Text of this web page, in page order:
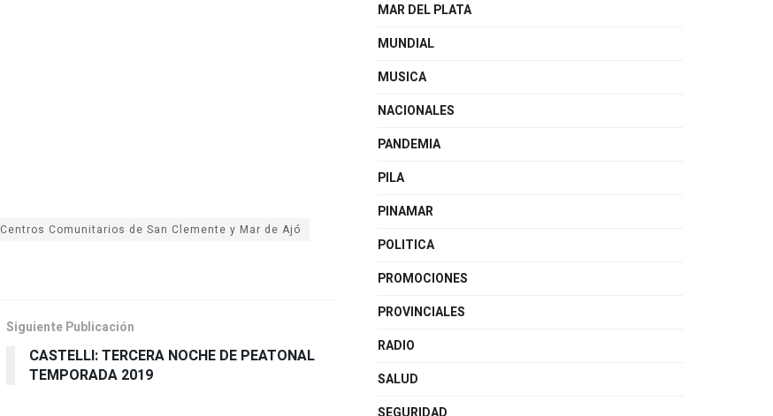
Comunitarios de San Clemente y Mar de Ajó
Siguiente Publicación
CASTELLI: TERCERA NOCHE DE PEATONAL
TEMPORADA 2019
MAR DEL PLATA
MUNDIAL
MUSICA
NACIONALES
PANDEMIA
PILA
PINAMAR
POLITICA
PROMOCIONES
PROVINCIALES
RADIO
SALUD